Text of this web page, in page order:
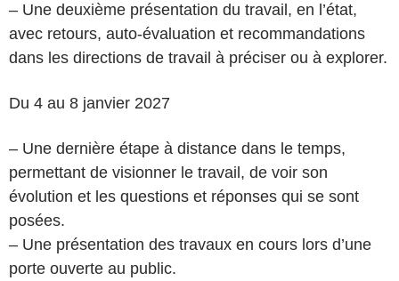
– Une deuxième présentation du travail, en l’état,
avec retours, auto-évaluation et recommandations
dans les directions de travail à préciser ou à explorer.
Du 4 au 8 janvier 2027
– Une dernière étape à distance dans le temps,
permettant de visionner le travail, de voir son
évolution et les questions et réponses qui se sont
posées.
– Une présentation des travaux en cours lors d’une
porte ouverte au public.